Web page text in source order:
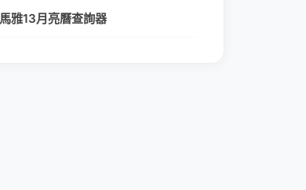
馬雅13月亮曆查詢器